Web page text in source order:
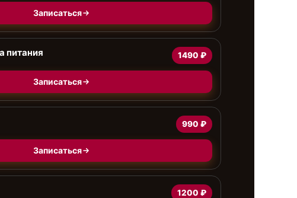
Записаться
питания 1490 ₽
Записаться
990 ₽
Записаться
1200 ₽